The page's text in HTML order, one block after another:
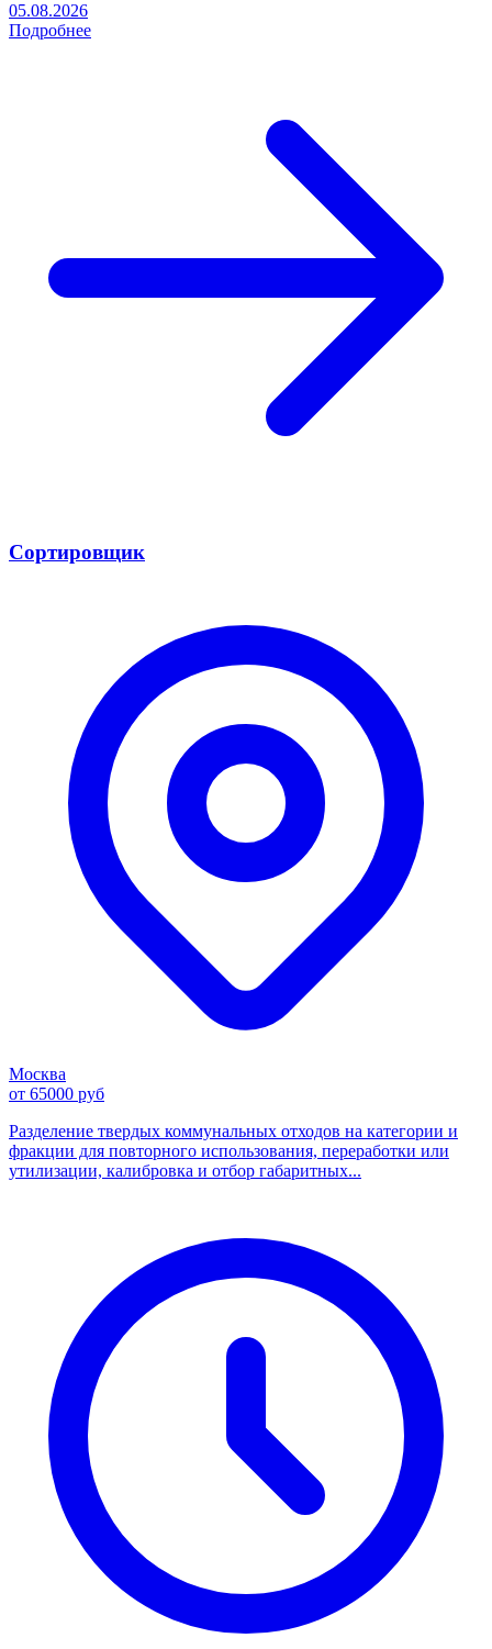
05.08.2026
Подробнее
Сортировщик
Москва
от 65000 руб
Разделение твердых коммунальных отходов на категории и
фракции для повторного использования, переработки или
утилизации, калибровка и отбор габаритных...